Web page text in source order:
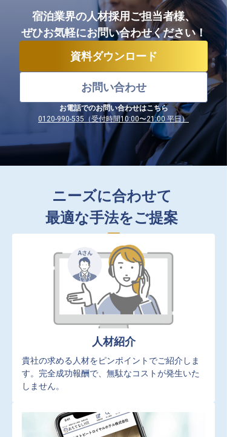
宿泊業界の人材採用ご担当者様、
ぜひお気軽にお問い合わせください！
お問い合わせ
資料ダウンロード
お電話でのお問い合わせはこちら
0120-990-535（受付時間10:00〜21:00 平日）
ニーズに合わせて
最適な手法をご提案
人材紹介
貴社の求める人材をピンポイントでご紹介しま
す。完全成功報酬で、無駄なコストが発生いた
しません。